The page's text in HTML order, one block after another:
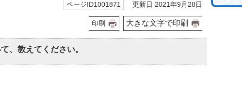
ページID1001871 更新日 2021年9月28日
印刷 大きな文字で印刷
、教えてください。